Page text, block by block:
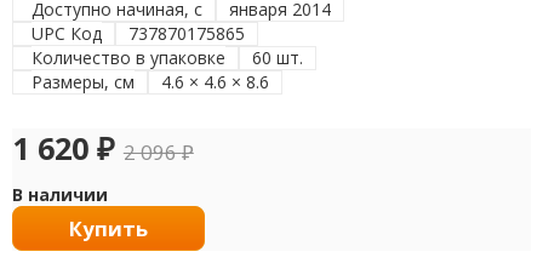
Доступно начиная, с
января 2014
UPC Код
737870175865
Количество в упаковке
60 шт.
Размеры, см
4.6 × 4.6 × 8.6
1 620 ₽ 2 096₽
В наличии
Купить